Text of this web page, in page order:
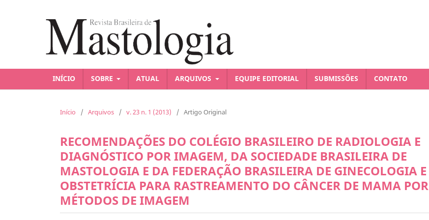
INÍCIO SOBRE ATUAL ARQUIVOS EQUIPE EDITORIAL SUBMISSÕES CONTATO
Início / Arquivos / v. 23 n. 1 (2013) / Artigo Original
RECOMENDAÇÕES DO COLÉGIO BRASILEIRO DE RADIOLOGIA E
DIAGNÓSTICO POR IMAGEM, DA SOCIEDADE BRASILEIRA DE
MASTOLOGIA E DA FEDERAÇÃO BRASILEIRA DE GINECOLOGIA E
OBSTETRÍCIA PARA RASTREAMENTO DO CÂNCER DE MAMA POR
MÉTODOS DE IMAGEM